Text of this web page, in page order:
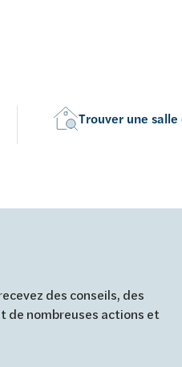
Trouver une salle
des conseils, des
de nombreuses actions et